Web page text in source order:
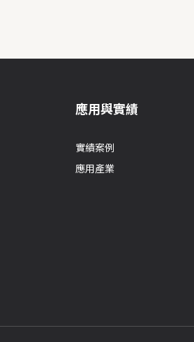
應用與實績
實績案例
應用產業